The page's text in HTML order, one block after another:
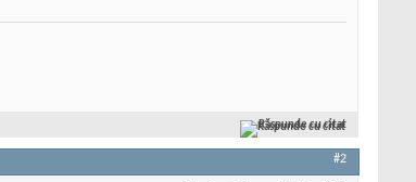
Răspunde cu citat
#2